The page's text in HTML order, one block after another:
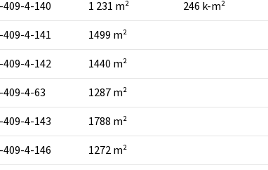
409-4-140 1 231 m² 246 k-m²
409-4-141 1499 m²
409-4-142 1440 m²
409-4-63 1287 m²
409-4-143 1788 m²
409-4-146 1272 m²